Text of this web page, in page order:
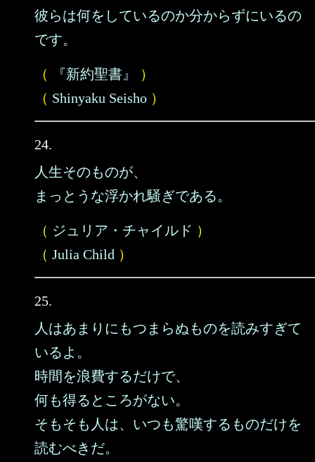
彼らは何をしているのか分からずにいるの
です。
（ 『新約聖書』
）
（ Shinyaku Seisho ）
24.
人生そのものが、
まっとうな浮かれ騒ぎである。
（ ジュリア・チャイルド ）
（ Julia Child ）
25.
人はあまりにもつまらぬものを読みすぎて
いるよ。
時間を浪費するだけで、
何も得るところがない。
そもそも人は、いつも驚嘆するものだけを
読むべきだ。